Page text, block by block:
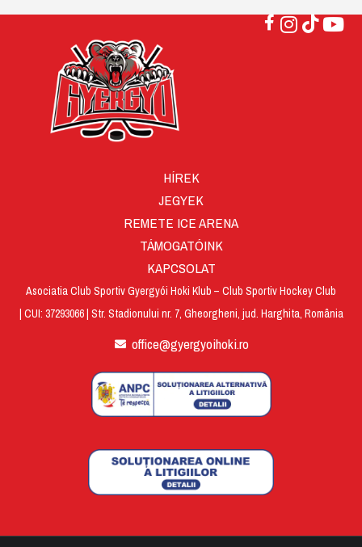
HÍREK
JEGYEK
REMETE ICE ARENA
TÁMOGATÓINK
KAPCSOLAT
Asociatia Club Sportiv Gyergyói Hoki Klub – Club Sportiv Hockey Club
| CUI: 37293066 | Str. Stadionului nr. 7, Gheorgheni, jud. Harghita, România
office@gyergyoihoki.ro